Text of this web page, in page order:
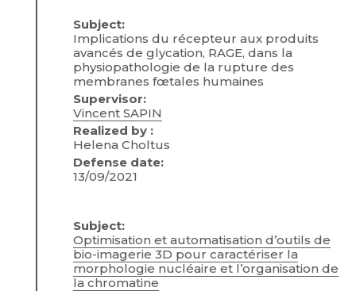
Subject:
Implications du récepteur aux produits
avancés de glycation, RAGE, dans la
physiopathologie de la rupture des
membranes fœtales humaines
Supervisor:
Vincent SAPIN
Realized by :
Helena Choltus
Defense date:
13/09/2021
Subject:
Optimisation et automatisation d’outils de
bio-imagerie 3D pour caractériser la
morphologie nucléaire et l’organisation de
la chromatine